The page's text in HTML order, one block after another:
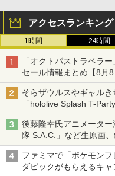
アクセスランキング
1時間 24時間
「オクトパストラベラ
セール情報まとめ【8月8
ニンテンドーeショップ
そらザウルスやギャル
「hololive Splash T-
ライン販売開始
後藤隆幸氏アニメータ
隊 S.A.C.」など生原画
ファミマで「ポケモン
ダピックがもらえるキャ